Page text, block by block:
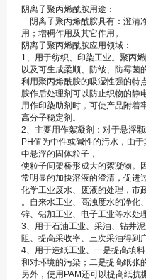
阴离子聚丙烯酰胺用途：
阴离子聚丙烯酰胺具有：澄清
用；增稠作用及其它作用。
阴离子聚丙烯酰胺应用领域：
1、用于纺织、印染工业。聚丙
以及可生成柔顺、防皱、防霉菌
利用聚丙烯酰胺的吸湿性强的特
胺作后处理剂可以防止织物的静
用作印染助剂时，可使产品附着
高分子稳定剂。
2、主要用作絮凝剂：对于悬浮
PH值为中性或碱性的污水，由
中悬浮的固体粒子，
使粒子间架桥形成大的絮凝物。
常明显的加快溶液的澄清，促进
化学工业废水、废液的处理，市
。自来水工业、高浊度水的净化
锌、铝加工业、电子工业等水处理
3、用于石油工业、采油、钻井
阻、提高采收率、三次采油得到
4、用于造纸工业、一是提高填
和对环境的污染；二是提高纸张
另外，使用PAM还可以提高纸抗